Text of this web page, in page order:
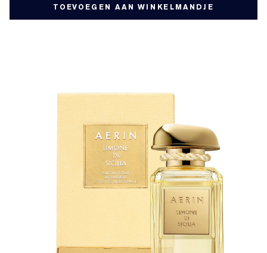
TOEVOEGEN AAN WINKELMANDJE